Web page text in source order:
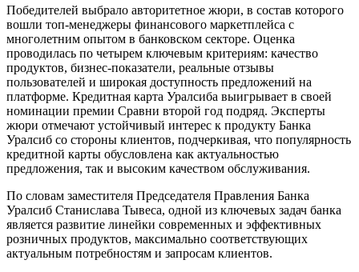
Победителей выбрало авторитетное жюри, в состав которого
вошли топ-менеджеры финансового маркетплейса с
многолетним опытом в банковском секторе. Оценка
проводилась по четырем ключевым критериям: качество
продуктов, бизнес-показатели, реальные отзывы
пользователей и широкая доступность предложений на
платформе. Кредитная карта Уралсиба выигрывает в своей
номинации премии Сравни второй год подряд. Эксперты
жюри отмечают устойчивый интерес к продукту Банка
Уралсиб со стороны клиентов, подчеркивая, что популярность
кредитной карты обусловлена как актуальностью
предложения, так и высоким качеством обслуживания.
По словам заместителя Председателя Правления Банка
Уралсиб Станислава Тывеса, одной из ключевых задач банка
является развитие линейки современных и эффективных
розничных продуктов, максимально соответствующих
актуальным потребностям и запросам клиентов.